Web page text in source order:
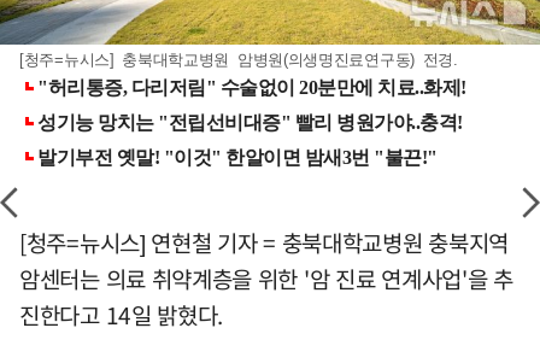
[청주=뉴시스] 충북대학교병원 암병원(의생명진료연구동) 전경.
[청주=뉴시스] 연현철 기자 = 충북대학교병원 충북지역
암센터는 의료 취약계층을 위한 '암 진료 연계사업'을 추
진한다고 14일 밝혔다.